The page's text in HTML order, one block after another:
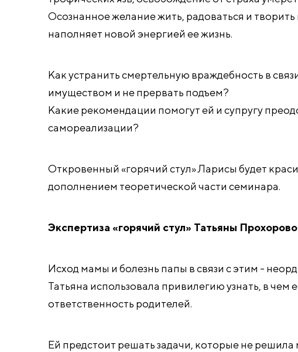
Осознанное желание жить, радоваться и
наполняет новой энергией ее жизнь.
Как устранить смертельную враждебность в
имуществом и не прервать подъем?
Какие рекомендации помогут ей и супругу
самореализации?
Откровенный «горячий стул» Ларисы будет
дополнением теоретической части семинара.
Экспертиза «горячий стул» Татьяны
Исход мамы и болезнь папы в связи с этим -
Татьяна использовала привилегию узнать, в чем
ответственность родителей.
Ей предстоит решать задачи, которые не